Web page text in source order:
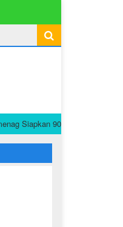
90 Buku PAI dan Bahasa